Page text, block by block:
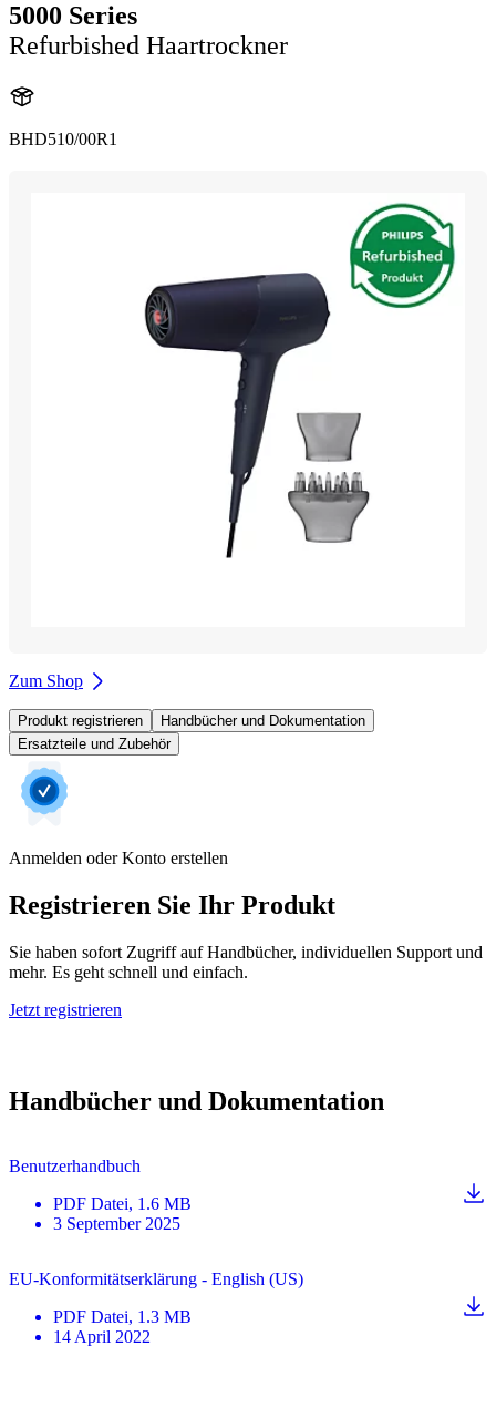
5000 Series
Refurbished Haartrockner
BHD510/00R1
Zum Shop
Produkt registrieren
Handbücher und Dokumentation
Ersatzteile und Zubehör
Anmelden oder Konto erstellen
Registrieren Sie Ihr Produkt
Sie haben sofort Zugriff auf Handbücher, individuellen Support und
mehr. Es geht schnell und einfach.
Jetzt registrieren
Handbücher und Dokumentation
Benutzerhandbuch
PDF Datei, 1.6 MB
3 September 2025
EU-Konformitätserklärung - English (US)
PDF Datei, 1.3 MB
14 April 2022